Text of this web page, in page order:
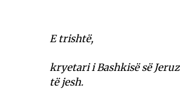
E trishtë,
kryetari i Bashkisë së
të jesh.